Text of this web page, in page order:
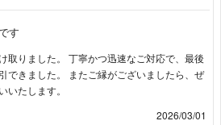
す
取りました。 丁寧かつ迅速なご対応で、最後
できました。 またご縁がございましたら、ぜ
いたします。
2026/03/01